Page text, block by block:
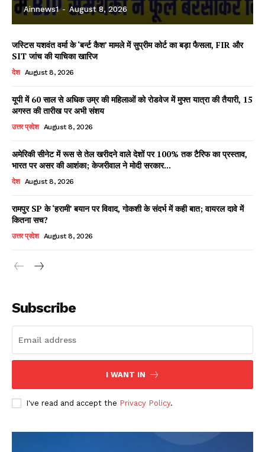
Facebook
X WhatsApp
Share
Read Latest News on AIN
Ainnews1 - August 8, 2026
जस्टिस यशवंत वर्मा के ‘बर्न्ट कैश’ मामले में सुप्रीम कोर्ट का बड़ा फैसला, FIR और
SIT जांच की याचिका खारिज
देश August 8, 2026
यूपी में 60 साल से अधिक उम्र की महिलाओं को रोडवेज में मुफ्त यात्रा की तैयारी, 15
अगस्त की तारीख पर अभी संशय
उत्तर प्रदेश August 8, 2026
अमेरिकी सीनेट में रूस से तेल खरीदने वाले देशों पर 100% तक टैरिफ का प्रस्ताव,
भारत पर असर की आशंका; केजरीवाल ने मोदी सरकार...
देश August 8, 2026
रामपुर SP के ‘हरामी’ बयान पर विवाद, गोकशी के संदर्भ में कही बात; वायरल दावे में
कितना सच?
उत्तर प्रदेश August 8, 2026
Subscribe
I WANT IN
I've read and accept the Privacy Policy.